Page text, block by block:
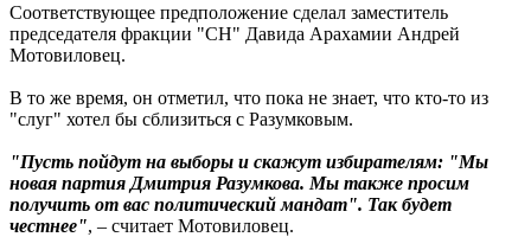
Соответствующее предположение сделал заместитель
председателя фракции "СН" Давида Арахамии Андрей
Мотовиловец.
В то же время, он отметил, что пока не знает, что кто-то из
"слуг" хотел бы сблизиться с Разумковым.
"Пусть пойдут на выборы и скажут избирателям: "Мы
новая партия Дмитрия Разумкова. Мы также просим
получить от вас политический мандат". Так будет
честнее", – считает Мотовиловец.